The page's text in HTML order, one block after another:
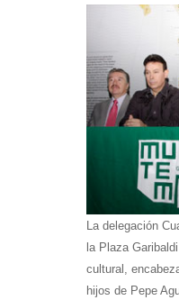
La delegación
la Plaza
cultural,
hijos de Pepe